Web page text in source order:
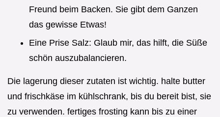
Freund beim Backen. Sie gibt dem Ganzen
das gewisse Etwas!
Eine Prise Salz: Glaub mir, das hilft, die Süße
schön auszubalancieren.
Die lagerung dieser zutaten ist wichtig. halte butter
und frischkäse im kühlschrank, bis du bereit bist, sie
zu verwenden. fertiges frosting kann bis zu einer